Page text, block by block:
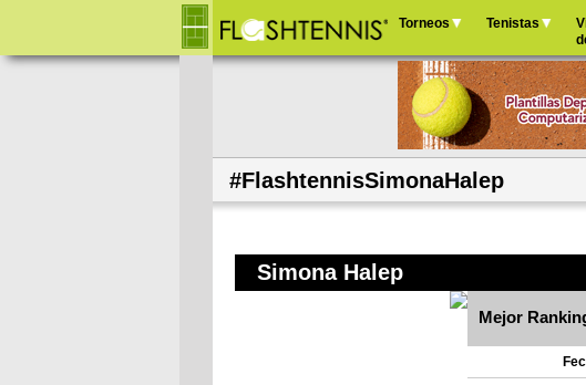
principal
Torneos Tenistas
#FlashtennisSimonaHalep
Simona Halep
Mejor